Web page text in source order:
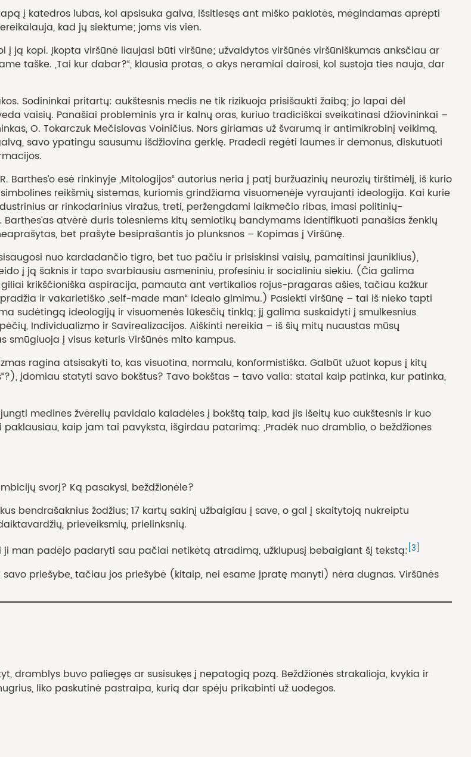
katedros lubas, kol apsisuka galva, išsitiesęs ant miško paklotės, mėgindamas aprėpti
kad jų siektume; joms vis vien.
Įkopta viršūnė liaujasi būti viršūne; užvaldytos viršūnės viršūniškumas anksčiau ar
taške. „Tai kur dabar?“, klausia protas, o akys neramiai dairosi, kol sustoja ties nauja, dar
pritartų: aukštesnis medis ne tik rizikuoja prisišaukti žaibą; jo lapai dėl
vaisių. Panašiai probleminis yra ir kalnų oras, kuriuo tradiciškai sveikatinasi džiovininkai –
O. Tokarczuk Mečislovas Voiničius. Nors giriamas už švarumą ir antimikrobinį veikimą,
savo ypatingu sausumu išdžiovina gerklę. Pradedi regėti laumes ir demonus, diskutuoti
esė rinkinyje „Mitologijos“ autorius neria į patį buržuazinių neurozių tirštimėlį, iš kurio
reikšmių sistemas, kuriomis grindžiama visuomenėje vyraujanti ideologija. Kai kurie
ar rinkodarinius viražus, treti, peržengdami laikmečio ribas, imasi politinių-
atvėrė duris tolesniems kitų semiotikų bandymams identifikuoti panašias ženklų
bet prašyte besiprašantis jo plunksnos – Kopimas į Viršūnę.
nuo kardadančio tigro, bet tuo pačiu ir prisiskinsi vaisių, pamaitinsi jauniklius),
į ją šaknis ir tapo svarbiausiu asmeniniu, profesiniu ir socialiniu siekiu. (Čia galima
krikščioniška aspiracija, pamauta ant vertikalios rojus-pragaras ašies, tačiau kažkur
ir vakarietiško „self-made man“ idealo gimimu.) Pasiekti viršūnę – tai iš nieko tapti
sudėtingą ideologijų ir visuomenės lūkesčių tinklą; jį galima suskaidyti į smulkesnius
Individualizmo ir Savirealizacijos. Aiškinti nereikia – iš šių mitų nuaustas mūsų
smūgiuoja į visus keturis Viršūnės mito kampus.
ragina atsisakyti to, kas visuotina, normalu, konformistiška. Galbūt užuot kopus į kitų
įdomiau statyti savo bokštus? Tavo bokštas – tavo valia: statai kaip patinka, kur patinka,
medines žvėrelių pavidalo kaladėles į bokštą taip, kad jis išeitų kuo aukštesnis ir kuo
kaip jam tai pavyksta, išgirdau patarimą: „Pradėk nuo dramblio, o beždžiones
svorį? Ką pasakysi, beždžionėle?
žodžius; 17 kartų sakinį užbaigiau į save, o gal į skaitytoją nukreiptu
prieveiksmių, prielinksnių.
padėjo padaryti sau pačiai netikėtą atradimą, užklupusį bebaigiant šį tekstą: [3]
priešybe, tačiau jos priešybė (kitaip, nei esame įpratę manyti) nėra dugnas. Viršūnės
dramblys buvo paliegęs ar susisukęs į nepatogią pozą. Beždžionės strakalioja, kvykia ir
liko paskutinė pastraipa, kurią dar spėju prikabinti už uodegos.